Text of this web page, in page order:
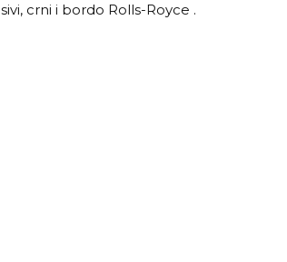
sivi, crni i bordo Rolls-Royce .